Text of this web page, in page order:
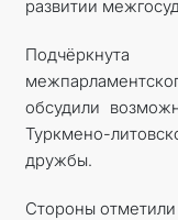
развитии
Подчёркнута
обсудили
Туркмено-
дружбы.
Стороны отметили